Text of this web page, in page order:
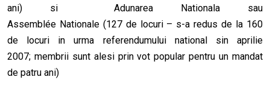
ani) si Adunarea Nationala sau
Assemblée Nationale (127 de locuri – s-a redus de la 160
de locuri in urma referendumului national sin aprilie
2007; membrii sunt alesi prin vot popular pentru un mandat
de patru ani)